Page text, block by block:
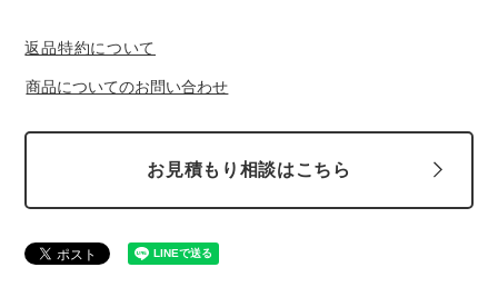
返品特約について
商品についてのお問い合わせ
お見積もり相談はこちら